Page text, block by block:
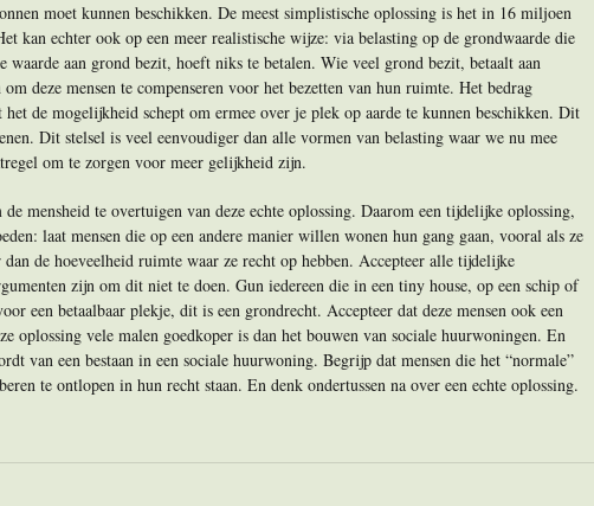
moet kunnen beschikken. De meest simplistische oplossing is het in 16 miljoen
kan echter ook op een meer realistische wijze: via belasting op de grondwaarde die
waarde aan grond bezit, hoeft niks te betalen. Wie veel grond bezit, betaalt aan
deze mensen te compenseren voor het bezetten van hun ruimte. Het bedrag
de mogelijkheid schept om ermee over je plek op aarde te kunnen beschikken. Dit
Dit stelsel is veel eenvoudiger dan alle vormen van belasting waar we nu mee
om te zorgen voor meer gelijkheid zijn.
mensheid te overtuigen van deze echte oplossing. Daarom een tijdelijke oplossing,
laat mensen die op een andere manier willen wonen hun gang gaan, vooral als ze
de hoeveelheid ruimte waar ze recht op hebben. Accepteer alle tijdelijke
zijn om dit niet te doen. Gun iedereen die in een tiny house, op een schip of
een betaalbaar plekje, dit is een grondrecht. Accepteer dat deze mensen ook een
oplossing vele malen goedkoper is dan het bouwen van sociale huurwoningen. En
van een bestaan in een sociale huurwoning. Begrijp dat mensen die het “normale”
te ontlopen in hun recht staan. En denk ondertussen na over een echte oplossing.